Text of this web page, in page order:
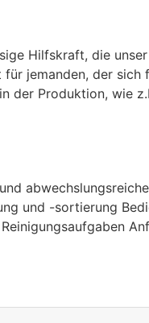
Hilfskraft, die
jemanden, der sich
der Produktion, wie
und -sortierung